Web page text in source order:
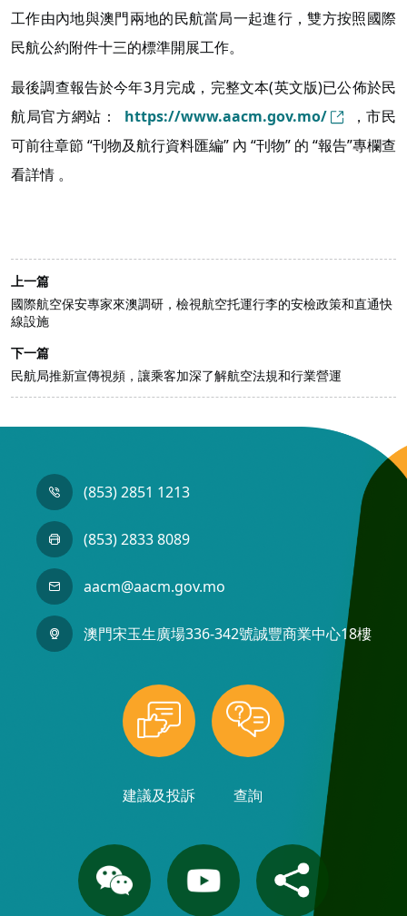
工作由內地與澳門兩地的民航當局一起進行，雙方按照國際
民航公約附件十三的標準開展工作。
最後調查報告於今年3月完成，完整文本(英文版)已公佈於民
航局官方網站：
https://www.aacm.gov.mo/
，市民
可前往章節 “刊物及航行資料匯編” 內 “刊物” 的 “報告”專欄查
看詳情 。
上一篇
國際航空保安專家來澳調研，檢視航空托運行李的安檢政策和直通快
線設施
下一篇
民航局推新宣傳視頻，讓乘客加深了解航空法規和行業營運
(853) 2851 1213
(853) 2833 8089
aacm@aacm.gov.mo
澳門宋玉生廣場336-342號誠豐商業中心18樓
建議及投訴 查詢